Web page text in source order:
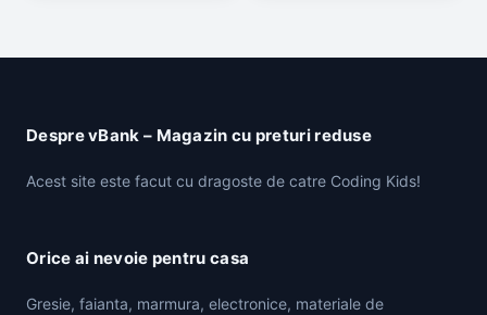
Despre vBank – Magazin cu preturi reduse
Acest site este facut cu dragoste de catre Coding Kids!
Orice ai nevoie pentru casa
Gresie, faianta, marmura, electronice, materiale de